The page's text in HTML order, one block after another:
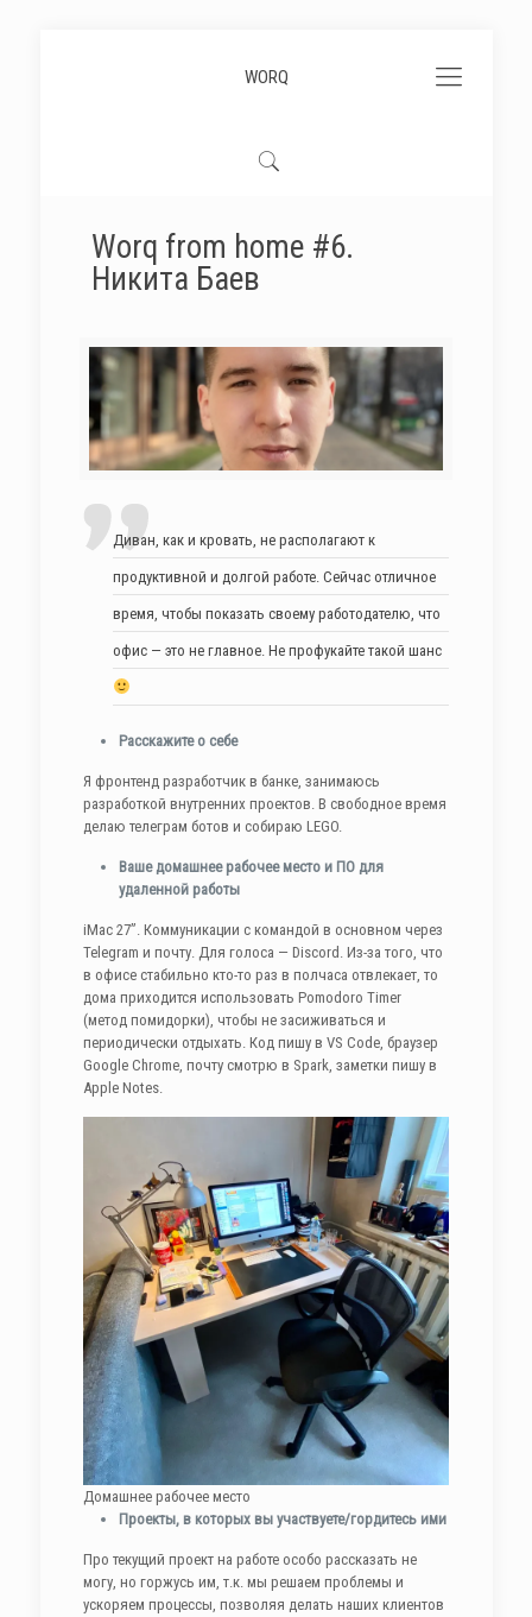
WORQ
Worq from home #6.
Никита Баев
Диван, как и кровать, не располагают к
продуктивной и долгой работе. Сейчас отличное
время, чтобы показать своему работодателю, что
офис — это не главное. Не профукайте такой шанс
Расскажите о себе
Я фронтенд разработчик в банке, занимаюсь
разработкой внутренних проектов. В свободное время
делаю телеграм ботов и собираю LEGO.
Ваше домашнее рабочее место и ПО для
удаленной работы
iMac 27”. Коммуникации с командой в основном через
Telegram и почту. Для голоса — Discord. Из-за того, что
в офисе стабильно кто-то раз в полчаса отвлекает, то
дома приходится использовать Pomodoro Timer
(метод помидорки), чтобы не засиживаться и
периодически отдыхать. Код пишу в VS Code, браузер
Google Chrome, почту смотрю в Spark, заметки пишу в
Apple Notes.
Домашнее рабочее место
Проекты, в которых вы участвуете/гордитесь ими
Про текущий проект на работе особо рассказать не
могу, но горжусь им, т.к. мы решаем проблемы и
ускоряем процессы, позволяя делать наших клиентов